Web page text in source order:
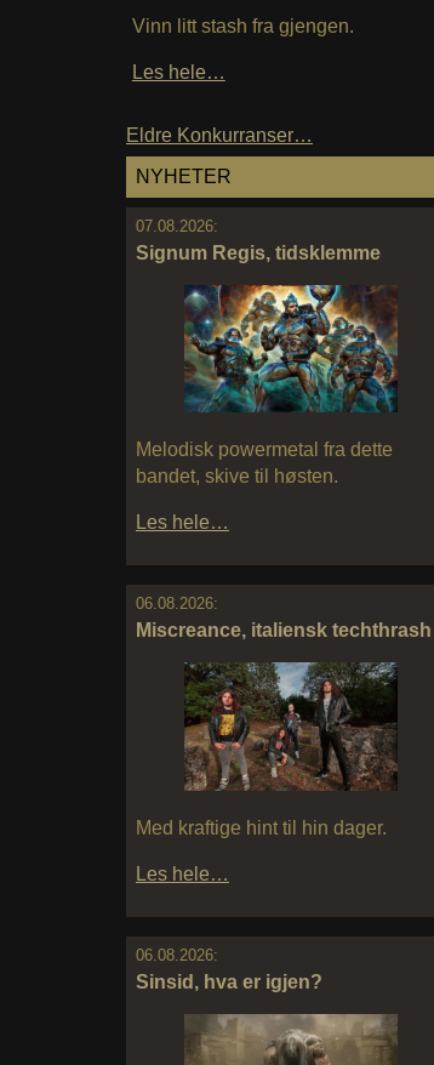
Vinn litt stash fra gjengen.
Les hele…
Eldre Konkurranser…
NYHETER
07.08.2026:
Signum Regis, tidsklemme
Melodisk powermetal fra dette
bandet, skive til høsten.
Les hele…
06.08.2026:
Miscreance, italiensk techthrash
Med kraftige hint til hin dager.
Les hele…
06.08.2026:
Sinsid, hva er igjen?